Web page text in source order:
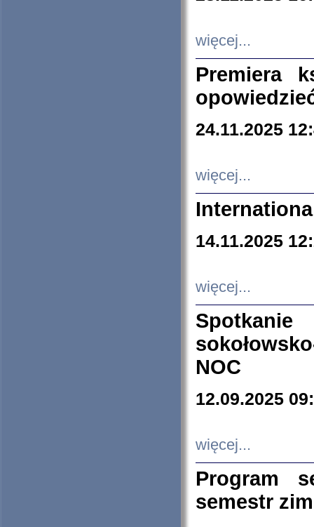
więcej...
Premiera
24.11.2025
więcej...
14.11.2025
więcej...
NOC
12.09.2025
więcej...
Program
semestr